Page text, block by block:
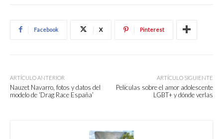
Facebook X Pinterest
ARTÍCULO ANTERIOR
Nauzet Navarro, fotos y datos del
modelo de ‘Drag Race España’
ARTÍCULO SIGUIENTE
Películas sobre el amor adolescente
LGBT+ y dónde verlas